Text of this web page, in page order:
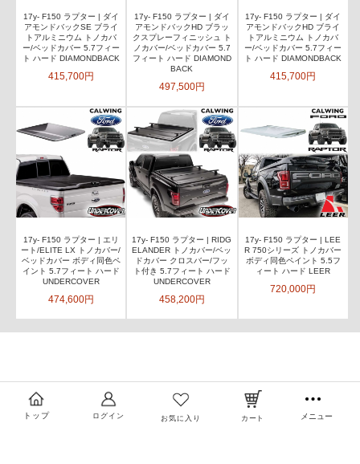
17y- F150 ラプター | ダイ
アモンドバックSE ブライ
トアルミニウム トノカバ
ー/ベッドカバー 5.7フィー
ト ハード DIAMONDBACK
415,700円
17y- F150 ラプター | ダイ
アモンドバックHD ブラッ
クスプレーフィニッシュ ト
ノカバー/ベッドカバー 5.7
フィート ハード DIAMOND
BACK
497,500円
17y- F150 ラプター | ダイ
アモンドバックHD ブライ
トアルミニウム トノカバ
ー/ベッドカバー 5.7フィー
ト ハード DIAMONDBACK
415,700円
17y- F150 ラプター | エリ
ート/ELITE LX トノカバー/
ベッドカバー ボディ同色ペ
イント 5.7フィート ハード
UNDERCOVER
474,600円
17y- F150 ラプター | RIDG
ELANDER トノカバー/ベッ
ドカバー クロスバー/フッ
ト付き 5.7フィート ハード
UNDERCOVER
458,200円
17y- F150 ラプター | LEE
R 750シリーズ トノカバー
ボディ同色ペイント 5.5フ
ィート ハード LEER
720,000円
トップ ログイン お気に入り カート メニュー